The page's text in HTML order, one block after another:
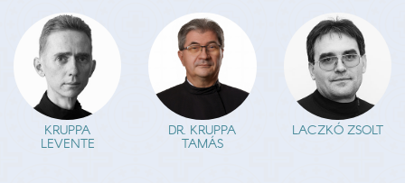
KRUPPA
LEVENTE
DR. KRUPPA
TAMÁS
LACZKÓ ZSOLT